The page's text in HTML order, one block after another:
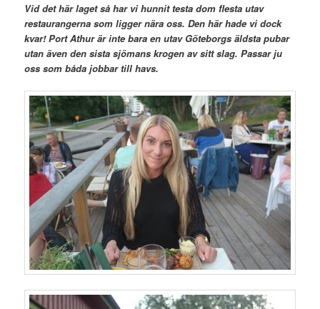
Vid det här laget så har vi hunnit testa dom flesta utav
restaurangerna som ligger nära oss. Den här hade vi dock
kvar! Port Athur är inte bara en utav Göteborgs äldsta pubar
utan även den sista sjömans krogen av sitt slag. Passar ju
oss som båda jobbar till havs.